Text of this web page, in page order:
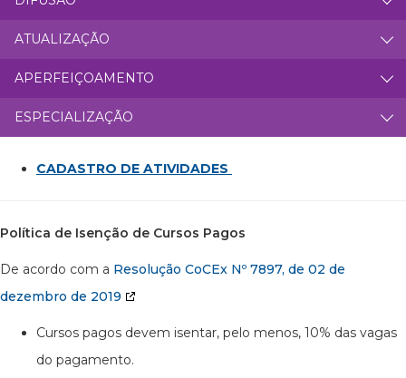
ATUALIZAÇÃO
APERFEIÇOAMENTO
ESPECIALIZAÇÃO
CADASTRO DE ATIVIDADES
Política de Isenção de Cursos Pagos
De acordo com a Resolução CoCEx Nº 7897, de 02 de
dezembro de 2019
Cursos pagos devem isentar, pelo menos, 10% das vagas
do pagamento.